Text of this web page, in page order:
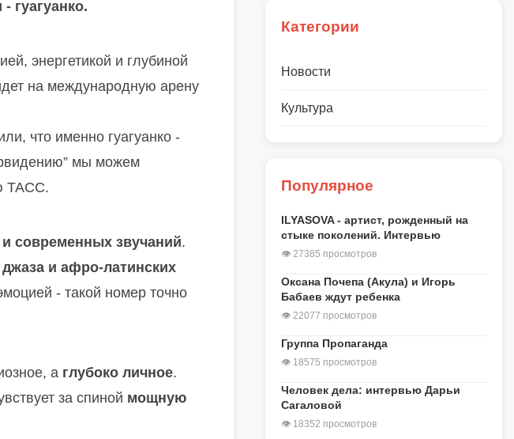
гуагуанко.
энергетикой и глубиной
на международную арену
что именно гуагуанко -
мы можем
ТАСС.
современных звучаний.
и афро-латинских
- такой номер точно
а глубоко личное.
за спиной мощную
Категории
Новости
Культура
Популярное
ILYASOVA - артист, рожденный на
стыке поколений. Интервью
👁 27385 просмотров
Оксана Почепа (Акула) и Игорь
Бабаев ждут ребенка
👁 22077 просмотров
Группа Пропаганда
👁 18575 просмотров
Человек дела: интервью Дарьи
Сагаловой
👁 18352 просмотров